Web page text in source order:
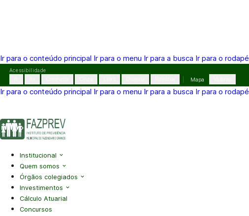
Ir para o conteúdo principal Ir para o menu Ir para a busca Ir para o rodapé
Pular
o
Acessibilidade
Mapa
Ir para o conteúdo principal Ir para o menu Ir para a busca Ir para o rodapé
Institucional
Quem somos
Órgãos colegiados
Investimentos
Cálculo Atuarial
Concursos